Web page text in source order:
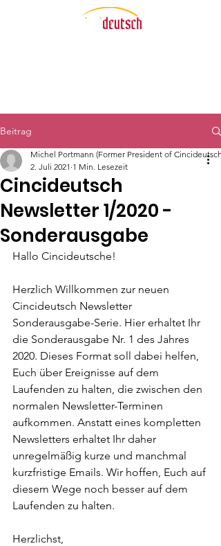
Beitrag
Cincideutsch
Newsletter 1/2020 -
Sonderausgabe
Michel Portmann (Former President of Cincideutsch)
2. Juli 2021 1 Min. Lesezeit
Hallo Cincideutsche!
Herzlich Willkommen zur neuen
Cincideutsch Newsletter
Sonderausgabe-Serie. Hier erhaltet Ihr
die Sonderausgabe Nr. 1 des Jahres
2020. Dieses Format soll dabei helfen,
Euch über Ereignisse auf dem
Laufenden zu halten, die zwischen den
normalen Newsletter-Terminen
aufkommen. Anstatt eines kompletten
Newsletters erhaltet Ihr daher
unregelmäßig kurze und manchmal
kurzfristige Emails. Wir hoffen, Euch auf
diesem Wege noch besser auf dem
Laufenden zu halten.
Herzlichst,